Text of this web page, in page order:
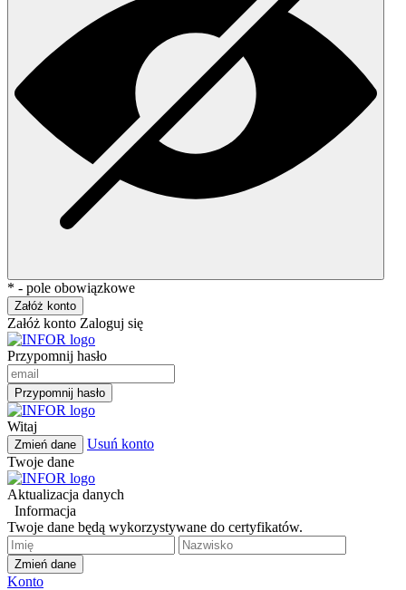
* - pole obowiązkowe
Załóż konto
Załóż konto Zaloguj się
Przypomnij hasło
Przypomnij hasło
Witaj
Zmień dane
Usuń konto
Twoje dane
Aktualizacja danych
Informacja
Twoje dane będą wykorzystywane do certyfikatów.
Zmień dane
Konto